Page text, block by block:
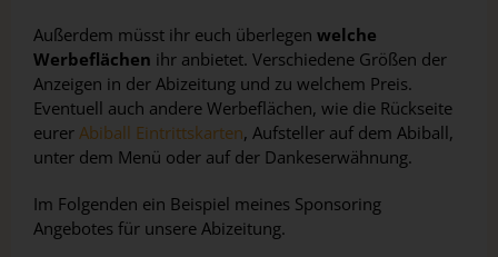
Außerdem müsst ihr euch überlegen welche
Werbeflächen ihr anbietet. Verschiedene Größen der
Anzeigen in der Abizeitung und zu welchem Preis.
Eventuell auch andere Werbeflächen, wie die Rückseite
eurer Abiball Eintrittskarten, Aufsteller auf dem Abiball,
unter dem Menü oder auf der Dankeserwähnung.
Im Folgenden ein Beispiel meines Sponsoring
Angebotes für unsere Abizeitung.